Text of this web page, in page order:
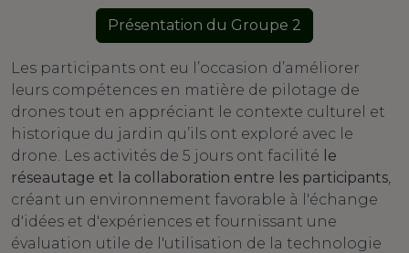
Présentation du Groupe 2
​Les participants ont eu l’occasion d’améliorer
leurs compétences en matière de pilotage de
drones tout en appréciant le contexte culturel et
historique du jardin qu’ils ont exploré avec le
drone. Les activités de 5 jours ont facilité le
réseautage et la collaboration entre les participants,
créant un environnement favorable à l'échange
d'idées et d'expériences et fournissant une
évaluation utile de l'utilisation de la technologie